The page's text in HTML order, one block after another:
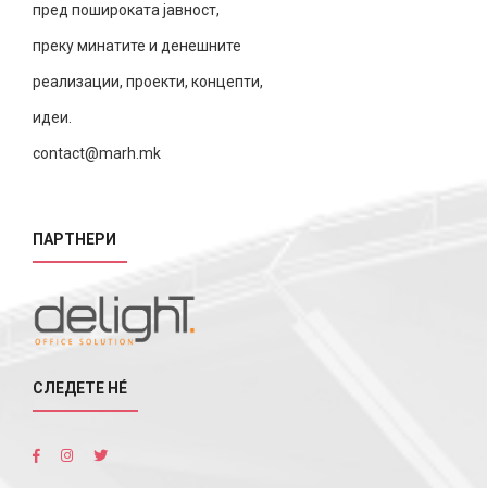
пред пошироката јавност,
преку минатите и денешните
реализации, проекти, концепти,
идеи.
contact@marh.mk
ПАРТНЕРИ
СЛЕДЕТЕ НÉ